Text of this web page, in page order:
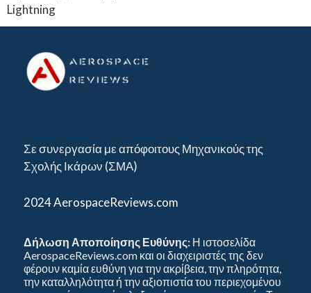
Lightning
Σε συνεργασία με απόφοιτους Μηχανικούς της
Σχολής Ικάρων (ΣΜΑ)
2024 AerospaceReviews.com
Δήλωση Αποποίησης Ευθύνης: Η ιστοσελίδα
AerospaceReviews.com και οι διαχειριστές της δεν
φέρουν καμία ευθύνη για την ακρίβεια, την πληρότητα,
την καταλληλότητα ή την αξιοπιστία του περιεχομένου